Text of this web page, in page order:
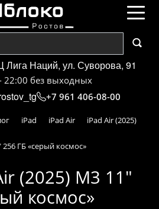
Лига Наций, ул. Суворова, 91
22:00 без выходных
+7 961 406-08-00
iPad iPad Air
iPad Air (2025)
256 ГБ «серый космос»
(2025) M3 11"
космос»